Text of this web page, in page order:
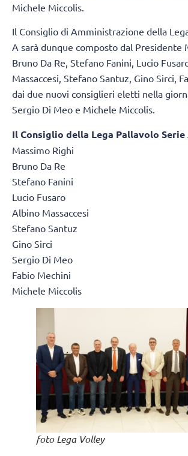
Michele Miccolis.
Il Consiglio di Amministrazione della
A sarà dunque composto dal Presidente
Bruno Da Re, Stefano Fanini, Lucio
Massaccesi, Stefano Santuz, Gino Sirci,
dai due nuovi consiglieri eletti nella
Sergio Di Meo e Michele Miccolis.
Il Consiglio della Lega Pallavolo Serie
Massimo Righi
Bruno Da Re
Stefano Fanini
Lucio Fusaro
Albino Massaccesi
Stefano Santuz
Gino Sirci
Sergio Di Meo
Fabio Mechini
Michele Miccolis
foto Lega Volley